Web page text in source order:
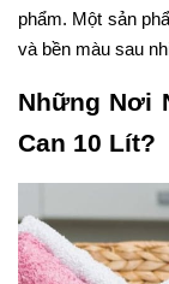
phẩm. Một sản
và bền màu sau
Những Nơi
Can 10 Lít?